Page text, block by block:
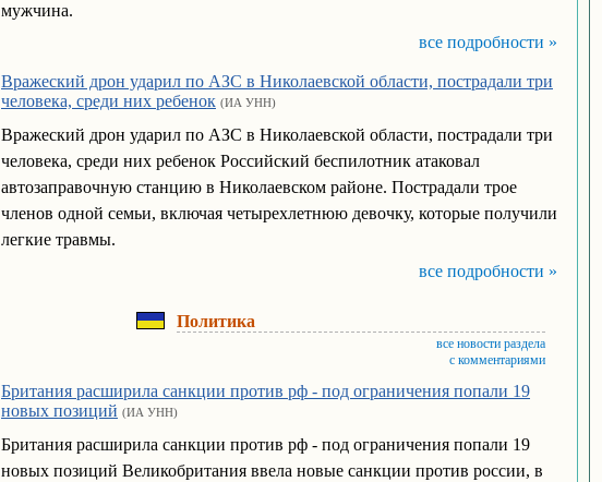
мужчина.
все подробности »
Вражеский дрон ударил по АЗС в Николаевской области, пострадали три
человека, среди них ребенок (ИА УНН)
Вражеский дрон ударил по АЗС в Николаевской области, пострадали три
человека, среди них ребенок Российский беспилотник атаковал
автозаправочную станцию в Николаевском районе. Пострадали трое
членов одной семьи, включая четырехлетнюю девочку, которые получили
легкие травмы.
все подробности »
Политика
все новости раздела
с комментариями
Британия расширила санкции против рф - под ограничения попали 19
новых позиций (ИА УНН)
Британия расширила санкции против рф - под ограничения попали 19
новых позиций Великобритания ввела новые санкции против россии, в